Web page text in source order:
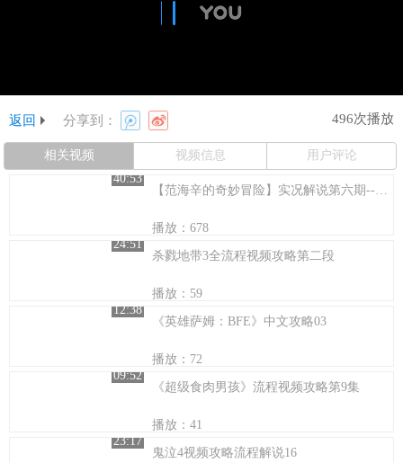
返回 分享到： 496次播放
相关视频 视频信息
用户评论
40:53
【范海辛的奇妙冒险】实况解说第六期--还是吸血刀劈流给力啊
播放：678
24:51
杀戮地带3全流程视频攻略第二段
播放：59
12:38
《英雄萨姆：BFE》中文攻略03
播放：72
09:52
《超级食肉男孩》流程视频攻略第9集
播放：41
23:17
鬼泣4视频攻略流程解说16